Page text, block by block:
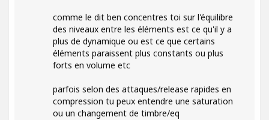
comme le dit ben concentres toi sur l'équilibre
des niveaux entre les éléments est ce qu'il y a
plus de dynamique ou est ce que certains
éléments paraissent plus constants ou plus
forts en volume etc
parfois selon des attaques/release rapides en
compression tu peux entendre une saturation
ou un changement de timbre/eq